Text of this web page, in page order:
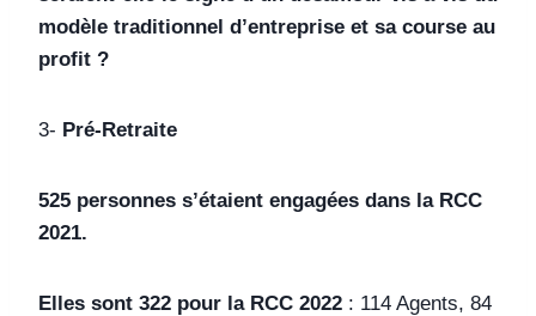
modèle traditionnel d’entreprise et sa course au
profit ?
3- Pré-Retraite
525 personnes s’étaient engagées dans la RCC
2021.
Elles sont 322 pour la RCC 2022 : 114 Agents, 84